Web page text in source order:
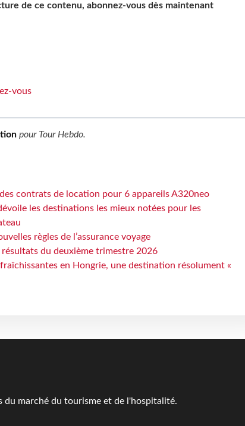
de ce contenu, abonnez-vous dès maintenant
vous
pour Tour Hebdo.
contrats de location pour 6 appareils A320neo
les destinations les mieux notées pour les
règles de l’assurance voyage
résultats du deuxième trimestre 2026
en Hongrie, une destination résolument «
du marché du tourisme et de l'hospitalité.